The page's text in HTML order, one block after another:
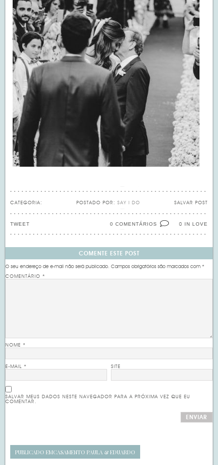
CATEGORIA: SALVAR POST
POSTADO POR: SAY I DO
0 IN LOVE
0 COMENTÁRIOS
TWEET
COMENTE ESTE POST
O seu endereço de e-mail não será publicado. Campos obrigatórios são marcados com*
COMENTÁRIO*
NOME*
E-MAIL* SITE
SALVAR MEUS DADOS NESTE NAVEGADOR PARA A PRÓXIMA VEZ QUE EU
COMENTAR.
PUBLICADO EMCASAMENTO PAULA & EDUARDO